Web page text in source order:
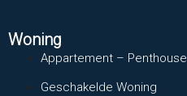
Woning
Appartement – Penthouse
Geschakelde Woning